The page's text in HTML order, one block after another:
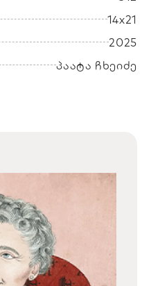
14x21
2025
პაატა ჩხეიძე